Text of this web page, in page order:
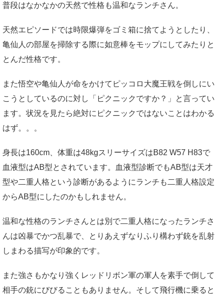
普段はなかなかの天然で性格も温和なランチさん。
天然エピソードでは時限爆弾をゴミ箱に捨てようとしたり、
亀仙人の部屋を掃除する際に如意棒をモップにしてみたりと
とんだ性格です。
また悟空や亀仙人が命をかけてピッコロ大魔王戦を倒しにい
こうとしているのに対し「ピクニックですか？」と言ってい
ます。状況を見たら絶対にピクニックではないことはわかる
はず。。。
身長は160cm、体重は48kgスリーサイズはB82 W57 H83で
血液型はAB型とされています。血液型診断でもAB型は天才
型や二重人格という診断があるようにランチも二重人格設定
からAB型にしたのかもしれません。
温和な性格のランチさんとは別で二重人格になったランチさ
んは凶暴でかつ乱暴で、とりあえずなりふり構わず銃を乱射
しまわる描写が印象的です。
また強さもかなり強くレッドリボン軍の軍人を素手で倒して
相手の銃にびびることもありません。そして飛行機に乗ると